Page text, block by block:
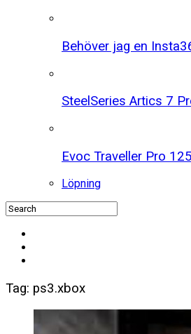
Behöver jag en
SteelSeries Artics 7
Evoc Traveller Pro 125
Löpning
Tag: ps3.xbox